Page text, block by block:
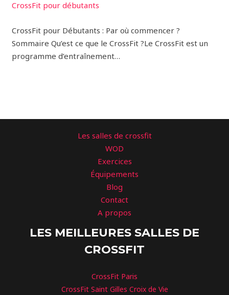
CrossFit pour débutants
CrossFit pour Débutants : Par où commencer ?
Sommaire Qu’est ce que le CrossFit ?Le CrossFit est un
programme d’entraînement…
Les salles de crossfit
WOD
Exercices
Équipements
Blog
Contact
A propos
LES MEILLEURES SALLES DE
CROSSFIT
CrossFit Paris
CrossFit Saint Gilles Croix de Vie